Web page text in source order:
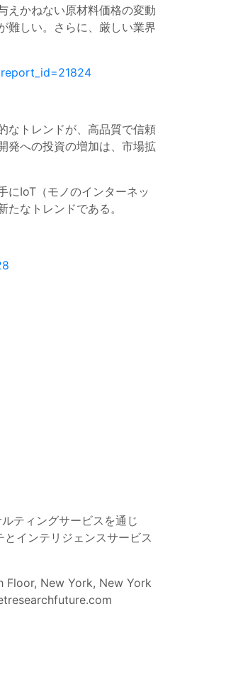
えかねない原材料価格の変動
難しい。さらに、厳しい業界
なトレンドが、高品質で信頼
発への投資の増加は、市場拡
にIoT（モノのインターネッ
なトレンドである。
ティングサービスを通じ
インテリジェンスサービス
Floor, New York, New York